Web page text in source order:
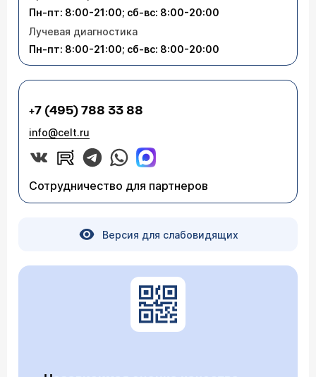
Пн-пт: 8:00-21:00; сб-вс: 8:00-20:00
Лучевая диагностика
Пн-пт: 8:00-21:00; сб-вс: 8:00-20:00
+7 (495) 788 33 88
info@celt.ru
Сотрудничество для партнеров
Версия для слабовидящих